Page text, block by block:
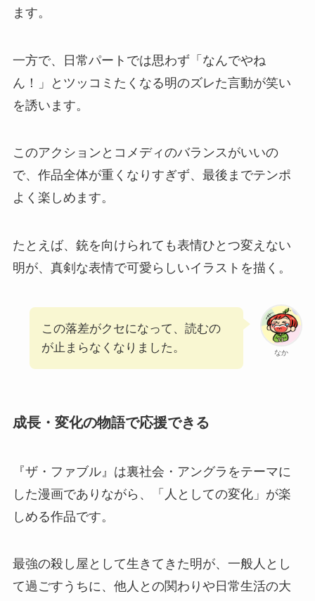
ます。
一方で、日常パートでは思わず「なんでやね
ん！」とツッコミたくなる明のズレた言動が笑い
を誘います。
このアクションとコメディのバランスがいいの
で、作品全体が重くなりすぎず、最後までテンポ
よく楽しめます。
たとえば、銃を向けられても表情ひとつ変えない
明が、真剣な表情で可愛らしいイラストを描く。
なか
この落差がクセになって、読むの
が止まらなくなりました。
成長・変化の物語で応援できる
『ザ・ファブル』は裏社会・アングラをテーマに
した漫画でありながら、「人としての変化」が楽
しめる作品です。
最強の殺し屋として生きてきた明が、一般人とし
て過ごすうちに、他人との関わりや日常生活の大